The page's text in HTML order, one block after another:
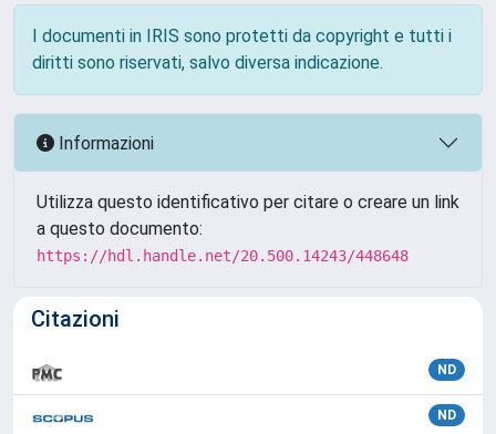
I documenti in IRIS sono protetti da copyright e tutti i
diritti sono riservati, salvo diversa indicazione.
Informazioni
Utilizza questo identificativo per citare o creare un link
a questo documento:
https://hdl.handle.net/20.500.14243/448648
Citazioni
ND
ND